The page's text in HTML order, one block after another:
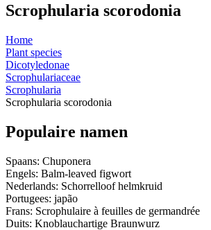
Scrophularia scorodonia
Home
Plant species
Dicotyledonae
Scrophulariaceae
Scrophularia
Scrophularia scorodonia
Populaire namen
Spaans: Chuponera
Engels: Balm-leaved figwort
Nederlands: Schorrelloof helmkruid
Portugees: japão
Frans: Scrophulaire à feuilles de germandrée
Duits: Knoblauchartige Braunwurz